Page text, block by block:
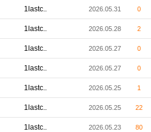
1lastc.. 2026.05.31 0
1lastc.. 2026.05.28 2
1lastc.. 2026.05.27 0
1lastc.. 2026.05.27 0
1lastc.. 2026.05.25 1
1lastc.. 2026.05.25 22
1lastc.. 2026.05.23 80